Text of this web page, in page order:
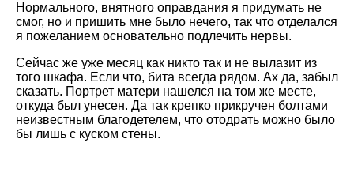
Нормального, внятного оправдания я придумать не
смог, но и пришить мне было нечего, так что отделался
я пожеланием основательно подлечить нервы.
Сейчас же уже месяц как никто так и не вылазит из
того шкафа. Если что, бита всегда рядом. Ах да, забыл
сказать. Портрет матери нашелся на том же месте,
откуда был унесен. Да так крепко прикручен болтами
неизвестным благодетелем, что отодрать можно было
бы лишь с куском стены.